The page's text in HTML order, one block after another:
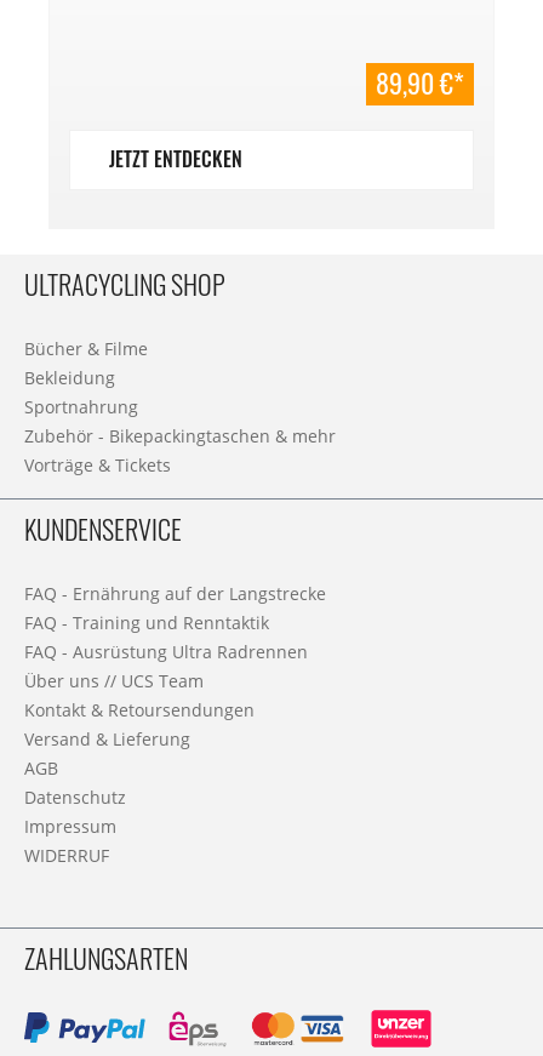
89,90 €*
JETZT ENTDECKEN
ULTRACYCLING SHOP
Bücher & Filme
Bekleidung
Sportnahrung
Zubehör - Bikepackingtaschen & mehr
Vorträge & Tickets
KUNDENSERVICE
FAQ - Ernährung auf der Langstrecke
FAQ - Training und Renntaktik
FAQ - Ausrüstung Ultra Radrennen
Über uns // UCS Team
Kontakt & Retoursendungen
Versand & Lieferung
AGB
Datenschutz
Impressum
WIDERRUF
ZAHLUNGSARTEN